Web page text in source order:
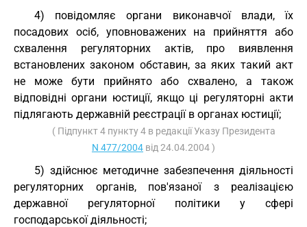
4) повідомляє органи виконавчої влади, їх
посадових осіб, уповноважених на прийняття або
схвалення регуляторних актів, про виявлення
встановлених законом обставин, за яких такий акт
не може бути прийнято або схвалено, а також
відповідні органи юстиції, якщо ці регуляторні акти
підлягають державній реєстрації в органах юстиції;
( Підпункт 4 пункту 4 в редакції Указу Президента
N 477/2004 від 24.04.2004 )
5) здійснює методичне забезпечення діяльності
регуляторних органів, пов'язаної з реалізацією
державної регуляторної політики у сфері
господарської діяльності;